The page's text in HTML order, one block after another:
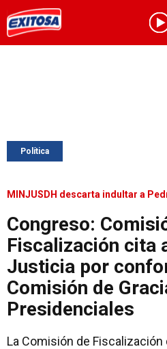
Política
MINJUSDH descarta indultar a
Congreso:
Fiscalización cita
Justicia por
Comisión de
Presidenciales
La Comisión de